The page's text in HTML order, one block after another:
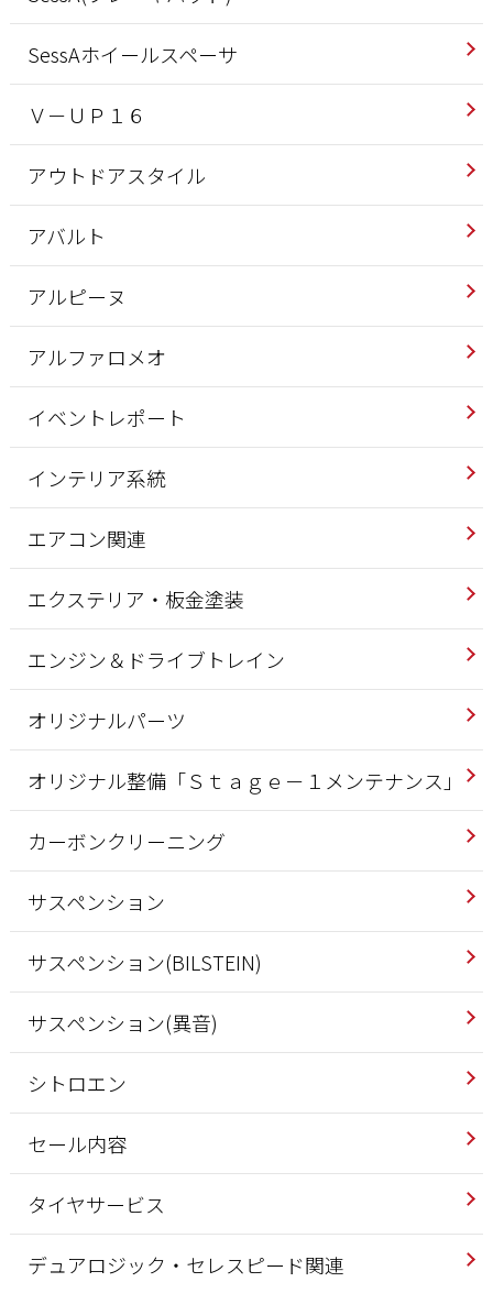
SessAホイールスペーサ
Ｖ－ＵＰ１６
アウトドアスタイル
アバルト
アルピーヌ
アルファロメオ
イベントレポート
インテリア系統
エアコン関連
エクステリア・板金塗装
エンジン＆ドライブトレイン
オリジナルパーツ
オリジナル整備「Ｓｔａｇｅ－１メンテナンス」
カーボンクリーニング
サスペンション
サスペンション(BILSTEIN)
サスペンション(異音)
シトロエン
セール内容
タイヤサービス
デュアロジック・セレスピード関連